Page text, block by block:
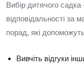
Вибір дитячого
відповідальності за
порад, які
Вивчіть відгуки